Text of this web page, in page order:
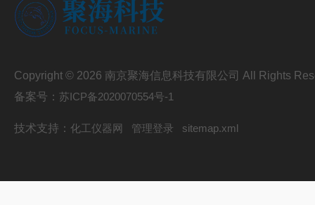
Copyright © 2026 南京聚海信息科技有限公司 All Rights
备案号： 苏ICP备2020070554号-1
技术支持： 化工仪器网 管理登录 sitemap.xml